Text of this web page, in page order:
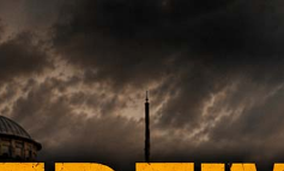
Güncel
Bolu’da İnşaatta İş
Kazası: 21 Yaşındaki İşçi